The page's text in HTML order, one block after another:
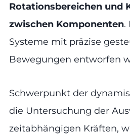
Rotationsbereichen und
zwischen Komponenten.
Systeme mit präzise
Bewegungen entworfen
Schwerpunkt der
die Untersuchung der
zeitabhängigen Kräften,